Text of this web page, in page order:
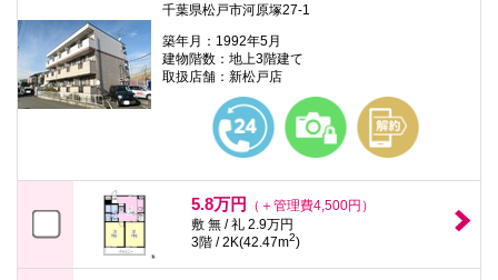
千葉県松戸市河原塚27-1
築年月：1992年5月
建物階数：地上3階建て
取扱店舗：新松戸店
5.8万円
（＋管理費4,500円）
敷 無 / 礼 2.9万円
3階 / 2K(42.47m2)